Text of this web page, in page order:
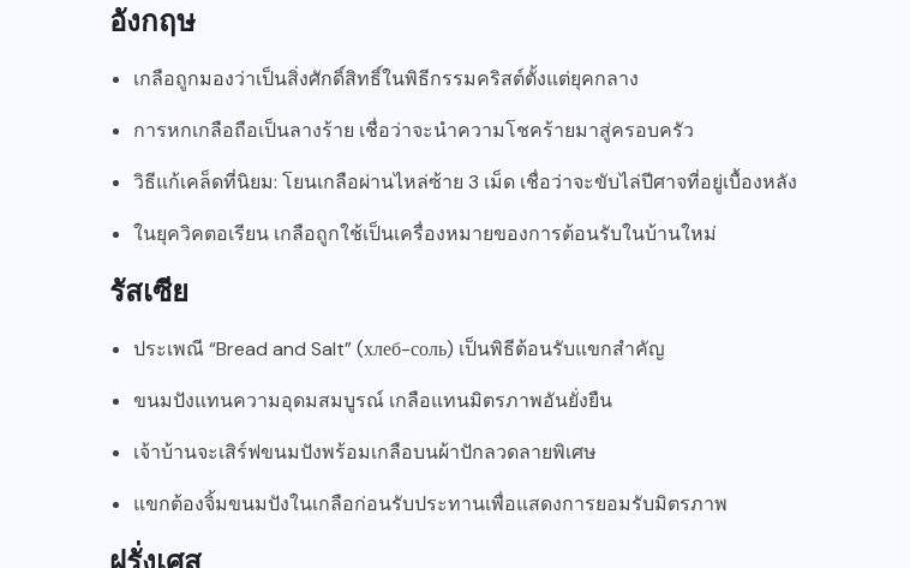
อังกฤษ
เกลือถูกมองว่าเป็นสิ่งศักดิ์สิทธิ์ในพิธีกรรมคริสต์ตั้งแต่ยุคกลาง
การหกเกลือถือเป็นลางร้าย เชื่อว่าจะนำความโชคร้ายมาสู่ครอบครัว
วิธีแก้เคล็ดที่นิยม: โยนเกลือผ่านไหล่ซ้าย 3 เม็ด เชื่อว่าจะขับไล่ปีศาจที่อยู่เบื้องหลัง
ในยุควิคตอเรียน เกลือถูกใช้เป็นเครื่องหมายของการต้อนรับในบ้านใหม่
รัสเซีย
ประเพณี “Bread and Salt” (хлеб-соль) เป็นพิธีต้อนรับแขกสำคัญ
ขนมปังแทนความอุดมสมบูรณ์ เกลือแทนมิตรภาพอันยั่งยืน
เจ้าบ้านจะเสิร์ฟขนมปังพร้อมเกลือบนผ้าปักลวดลายพิเศษ
แขกต้องจิ้มขนมปังในเกลือก่อนรับประทานเพื่อแสดงการยอมรับมิตรภาพ